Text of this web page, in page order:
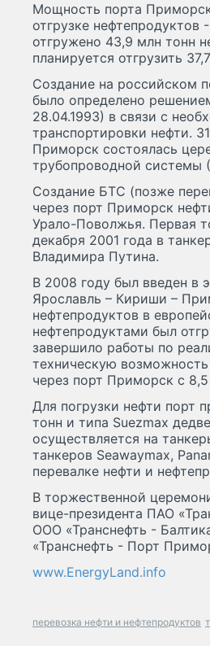
Мощность порта Приморск
отгрузке
отгружено 43,9 млн тонн
планируется отгрузить
Создание на российском
было определено
28.04.1993) в связи с
транспортировки нефти.
Приморск состоялась
трубопроводной системы
Создание БТС (позже
через порт Приморск
Урало-Поволжья. Первая
декабря 2001 года в
Владимира Путина.
В 2008 году был введен в
Ярославль – Кириши –
нефтепродуктов в
нефтепродуктами был
завершило работы по
техническую
через порт Приморск с
Для погрузки нефти порт
тонн и типа Suezmax
осуществляется на
танкеров Seawaymax,
перевалке нефти и
В торжественной
вице-президента ПАО
ООО «Транснефть -
«Транснефть - Порт
www.EnergyLand.info
перевозка нефти и нефтепродуктов